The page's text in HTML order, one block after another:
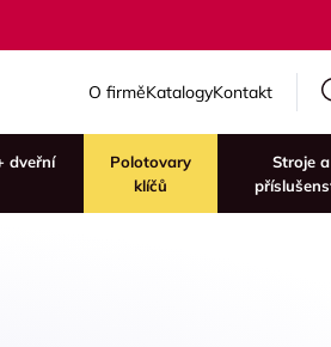
O firměKatalogyKontakt
dveřní
Polotovary
klíčů
Stroje a